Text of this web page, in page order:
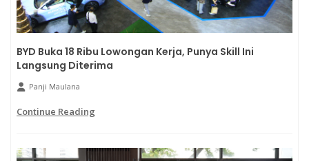
BYD Buka 18 Ribu Lowongan Kerja, Punya Skill Ini
Langsung Diterima
Panji Maulana
Continue Reading